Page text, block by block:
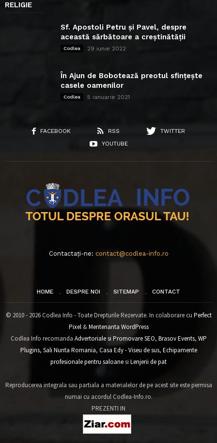
RELIGIE
Sf. Apostoli Petru și Pavel, despre
această sărbătoare a creștinătății
Codlea 29 iunie 2022
În Ajun de Bobotează preotul sfințește
casele oamenilor
Codlea 5 ianuarie 2021
FACEBOOK RSS
TWITTER
YOUTUBE
Contactați-ne: contact@codlea-info.ro
HOME DESPRE NOI SITEMAP CONTACT
© 2010 - 2026 Codlea Info - Toate Drepturile Rezervate. In colaborare cu Perfect
Pixel&Mentenanta WordPress
Codlea Info recomanda Advertoriale si Promovare SEO, Brasov Events, WP
Plugins, Sali Nunta Romania, Casa Edy - Viseu de sus, Echipamente
profesionale pentru saloanesi Lenjerii de pat
Reproducerea integrala sau partiala a materialelor de pe acest site este permisa
numai cu acordul Codlea-Info.ro.
PREZENTI IN